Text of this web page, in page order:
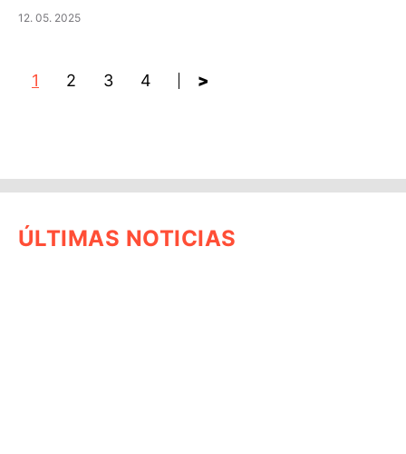
12. 05. 2025
1 2 3 4 >
ÚLTIMAS NOTICIAS